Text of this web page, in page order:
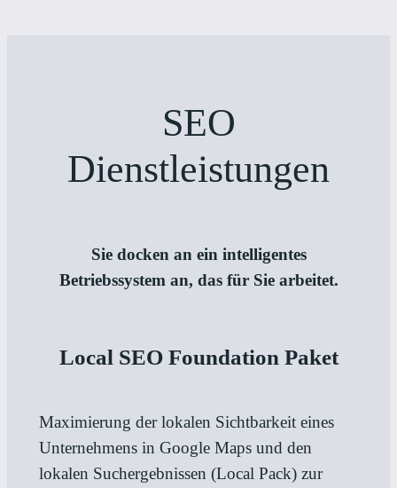
SEO
Dienstleistungen
Sie docken an ein intelligentes
Betriebssystem an, das für Sie arbeitet.
Local SEO Foundation Paket
Maximierung der lokalen Sichtbarkeit eines
Unternehmens in Google Maps und den
lokalen Suchergebnissen (Local Pack) zur